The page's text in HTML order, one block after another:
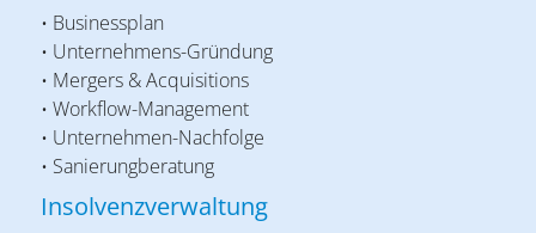
• Businessplan
• Unternehmens-Gründung
• Mergers & Acquisitions
• Workflow-Management
• Unternehmen-Nachfolge
• Sanierungberatung
Insolvenzverwaltung